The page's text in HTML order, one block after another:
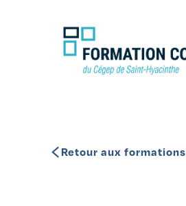
Retour aux formations